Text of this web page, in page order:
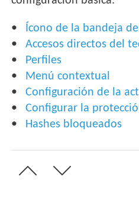
Ícono de la bandeja
Accesos directos del
Perfiles
Menú contextual
Configuración de la
Configurar la
Hashes bloqueados